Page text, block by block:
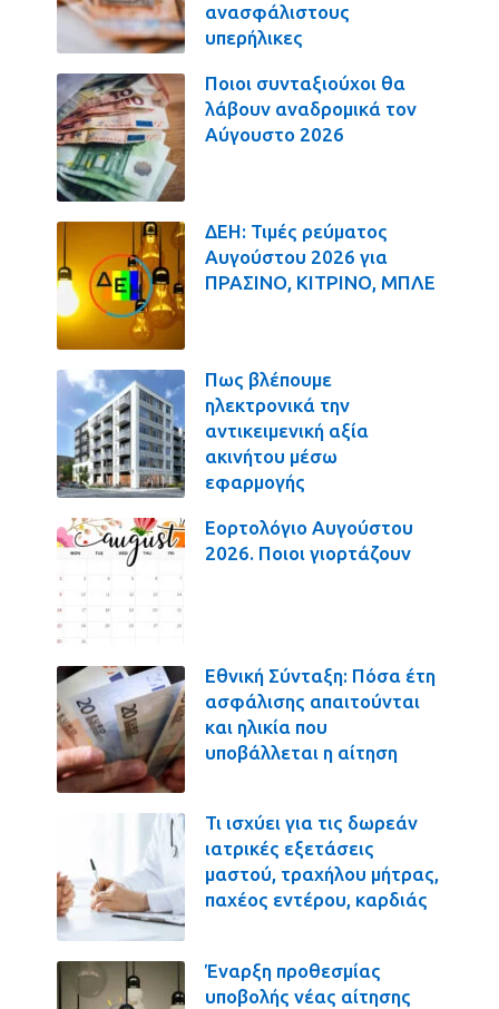
ανασφάλιστους
υπερήλικες
Ποιοι συνταξιούχοι θα
λάβουν αναδρομικά τον
Αύγουστο 2026
ΔΕΗ: Τιμές ρεύματος
Αυγούστου 2026 για
ΠΡΑΣΙΝΟ, ΚΙΤΡΙΝΟ, ΜΠΛΕ
Πως βλέπουμε
ηλεκτρονικά την
αντικειμενική αξία
ακινήτου μέσω
εφαρμογής
Εορτολόγιο Αυγούστου
2026. Ποιοι γιορτάζουν
Εθνική Σύνταξη: Πόσα έτη
ασφάλισης απαιτούνται
και ηλικία που
υποβάλλεται η αίτηση
Τι ισχύει για τις δωρεάν
ιατρικές εξετάσεις
μαστού, τραχήλου μήτρας,
παχέος εντέρου, καρδιάς
Έναρξη προθεσμίας
υποβολής νέας αίτησης